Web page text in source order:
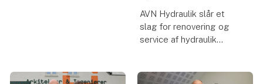
b
AVN Hydraulik slår et
slag for renovering og
service af hydraulik
Ikke mindst renovering -